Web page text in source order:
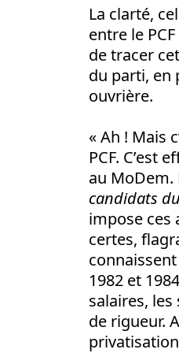
La clarté,
entre le
de tracer
du parti, en
ouvrière.
« Ah ! Mais
PCF. C’est
au MoDem.
candidats
impose ces
certes,
1982 et
salaires,
de rigueur.